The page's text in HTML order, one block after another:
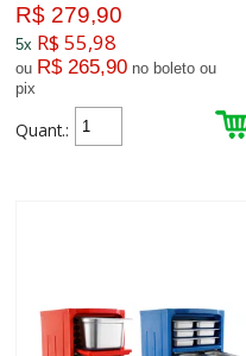
R$ 279,90
5x R$ 55,98
ou R$ 265,90 no boleto ou
pix
Quant.: